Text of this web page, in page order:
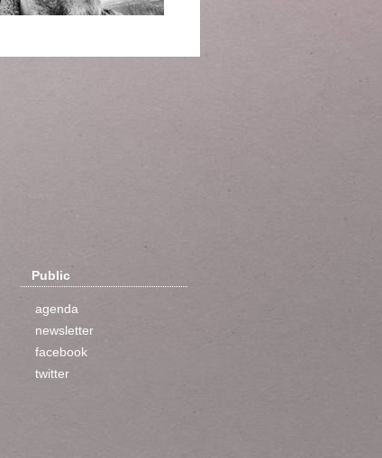
Public
agenda
newsletter
facebook
twitter